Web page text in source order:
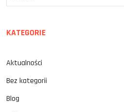
KATEGORIE
Aktualności
Bez kategorii
Blog